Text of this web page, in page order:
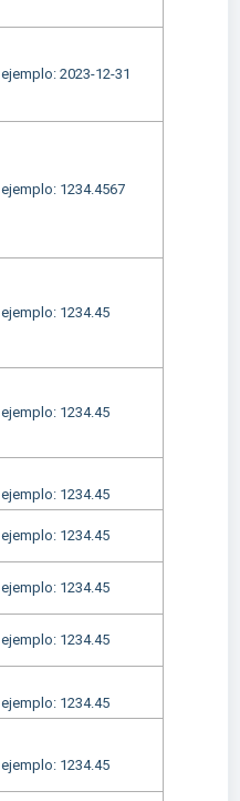
ejemplo: 2023-12-31
ejemplo: 1234.4567
ejemplo: 1234.45
ejemplo: 1234.45
ejemplo: 1234.45
ejemplo: 1234.45
ejemplo: 1234.45
ejemplo: 1234.45
ejemplo: 1234.45
ejemplo: 1234.45